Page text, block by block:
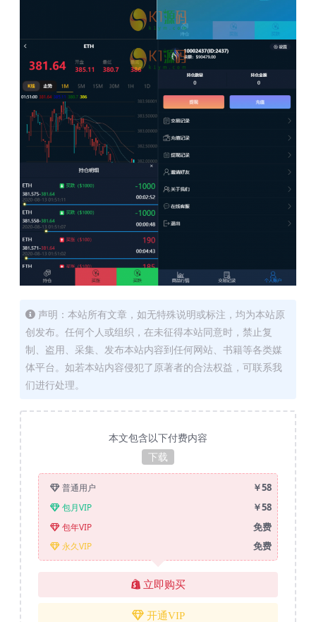
声明：本站所有文章，如无特殊说明或标注，均为本站原
创发布。任何个人或组织，在未征得本站同意时，禁止复
制、盗用、采集、发布本站内容到任何网站、书籍等各类媒
体平台。如若本站内容侵犯了原著者的合法权益，可联系我
们进行处理。
本文包含以下付费内容
下载
普通用户 ￥58
包月VIP ￥58
包年VIP 免费
永久VIP 免费
立即购买
开通VIP